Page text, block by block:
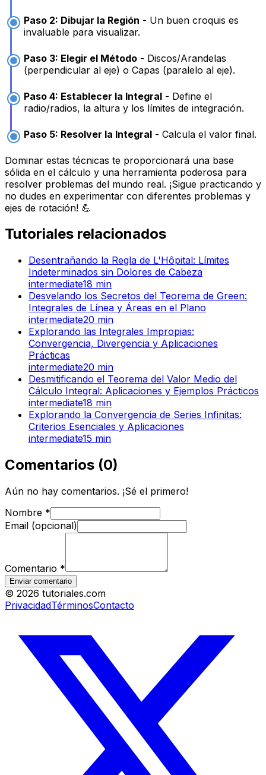
Paso 2: Dibujar la Región - Un buen croquis es
invaluable para visualizar.
Paso 3: Elegir el Método - Discos/Arandelas
(perpendicular al eje) o Capas (paralelo al eje).
Paso 4: Establecer la Integral - Define el
radio/radios, la altura y los límites de integración.
Paso 5: Resolver la Integral - Calcula el valor final.
Dominar estas técnicas te proporcionará una base
sólida en el cálculo y una herramienta poderosa para
resolver problemas del mundo real. ¡Sigue practicando y
no dudes en experimentar con diferentes problemas y
ejes de rotación! 💪
Tutoriales relacionados
Desentrañando la Regla de L'Hôpital: Límites
Indeterminados sin Dolores de Cabeza
intermediate18 min
Desvelando los Secretos del Teorema de Green:
Integrales de Línea y Áreas en el Plano
intermediate20 min
Explorando las Integrales Impropias:
Convergencia, Divergencia y Aplicaciones
Prácticas
intermediate20 min
Desmitificando el Teorema del Valor Medio del
Cálculo Integral: Aplicaciones y Ejemplos Prácticos
intermediate18 min
Explorando la Convergencia de Series Infinitas:
Criterios Esenciales y Aplicaciones
intermediate15 min
Comentarios (0)
Aún no hay comentarios. ¡Sé el primero!
Nombre *
Email (opcional)
Comentario *
Enviar comentario
© 2026 tutoriales.com
PrivacidadTérminosContacto